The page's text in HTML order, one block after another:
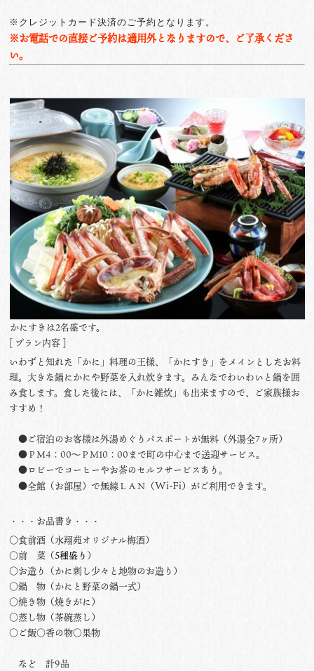
※クレジットカード決済のご予約となります。
※お電話での直接ご予約は適用外となりますので、ご了承くださ
い。
かにすきは2名盛です。
[ プラン内容 ]
いわずと知れた「かに」料理の王様、「かにすき」をメインとしたお料
理。大きな鍋にかにや野菜を入れ炊きます。みんなでわいわいと鍋を囲
み食します。食した後には、「かに雑炊」も出来ますので、ご家族様お
すすめ！
●ご宿泊のお客様は外湯めぐりパスポートが無料（外湯全7ヶ所）
●ＰＭ4：00〜ＰＭ10：00まで町の中心まで送迎サービス。
●ロビーでコーヒーやお茶のセルフサービスあり。
●全館（お部屋）で無線ＬＡＮ（Wi-Fi）がご利用できます。
・・・お品書き・・・
○食前酒（水翔苑オリジナル梅酒）
○前 菜（5種盛り ）
○お造り（かに刺し少々と地物のお造り）
○鍋 物（かにと野菜の鍋一式）
○焼き物（焼きがに）
○蒸し物（茶碗蒸し）
○ご飯○香の物○果物
など 計9品